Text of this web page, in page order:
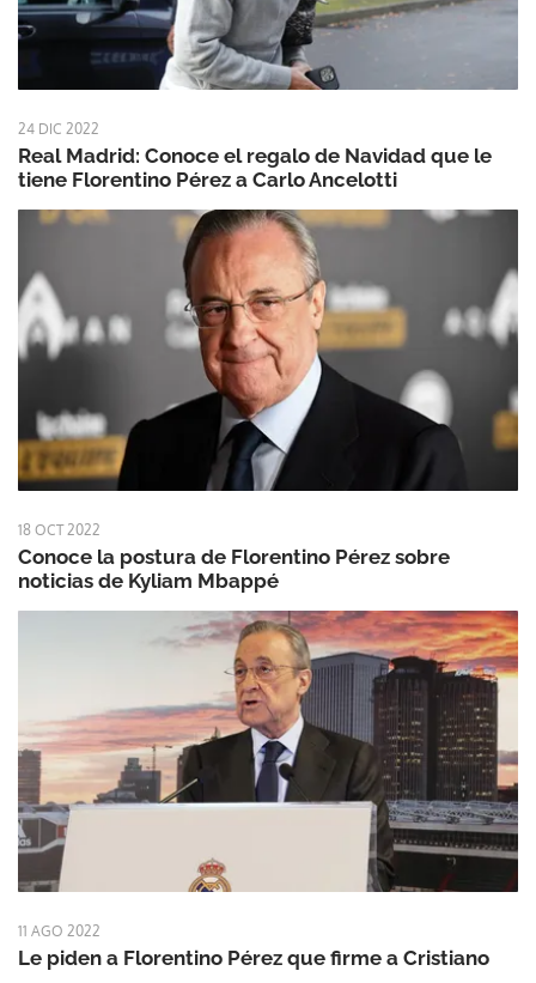
24 DIC 2022
Real Madrid: Conoce el regalo de Navidad que le
tiene Florentino Pérez a Carlo Ancelotti
18 OCT 2022
Conoce la postura de Florentino Pérez sobre
noticias de Kyliam Mbappé
11 AGO 2022
Le piden a Florentino Pérez que firme a Cristiano